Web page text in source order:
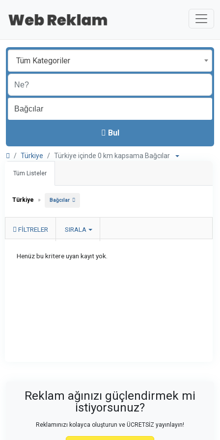
Tüm Kategoriler
Bul
Türkiye Türkiye içinde 0 km kapsama Bağcılar
Tüm Listeler
Türkiye » Bağcılar
FILTRELER SIRALA
Henüz bu kritere uyan kayıt yok.
Reklam ağınızı güçlendirmek mi
istiyorsunuz?
Reklamınızı kolayca oluşturun ve ÜCRETSİZ yayınlayın!